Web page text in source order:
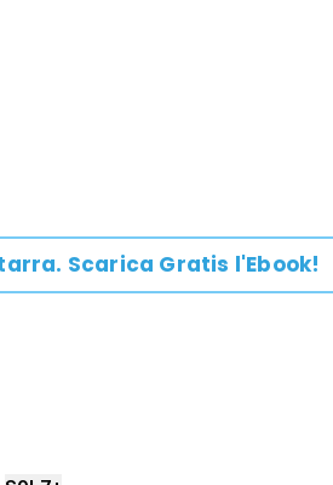
. Scarica Gratis l'Ebook!